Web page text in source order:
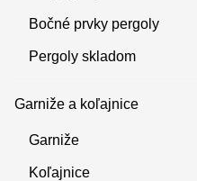
Bočné prvky pergoly
Pergoly skladom
Garniže a koľajnice
Garniže
Koľajnice